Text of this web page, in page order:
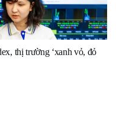
thị trường ‘xanh vỏ, đỏ